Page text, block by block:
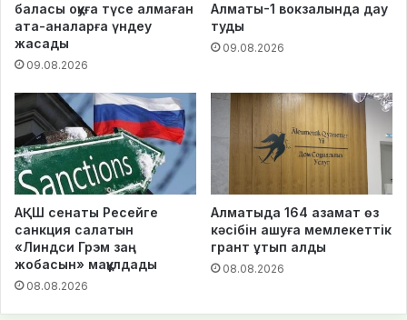
баласы оқуға түсе алмаған
ата-аналарға үндеу
жасады
09.08.2026
Алматы-1 вокзалында дау
туды
09.08.2026
АҚШ сенаты Ресейге
санкция салатын
«Линдси Грэм заң
жобасын» мақұлдады
08.08.2026
Алматыда 164 азамат өз
кәсібін ашуға мемлекеттік
грант ұтып алды
08.08.2026